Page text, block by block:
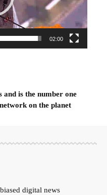
02:00
and is the number one
on the planet
digital news